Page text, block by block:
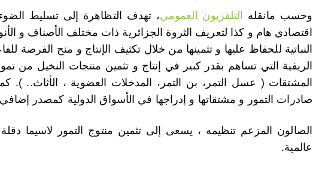
وحسب مانقله التلفزيون العمومي، تهدف التظاهرة إلى تسليط
اقتصادي هام و كذا لتعريف الثروة الجزائرية ذات مختلف الأصناف و
النباتية للحفاظ عليها و تثمينها من خلال تكثيف الإنتاج و منح الفرصة
الريفية التي تساهم بقدر كبير في إنتاج و تثمين منتجات النخيل من
المشتقات ( عسل التمر، بن التمر، المدخلات العضوية ، الأثاث.. ).
صادرات التمور و مشتقاتها و إدراجها في الأسواق الدولية كمصدر
الصالون المزعم تنظيمه ، يسعى إلى تثمين منتوج التمور لاسيما
عالمية.